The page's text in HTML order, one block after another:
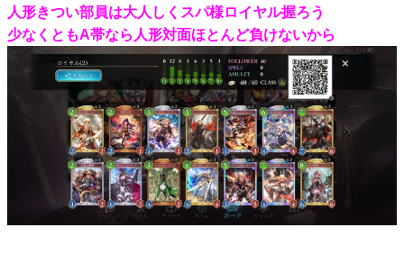
人形きつい部員は大人しくスパ様ロイヤル握ろう
少なくともA帯なら人形対面ほとんど負けないから